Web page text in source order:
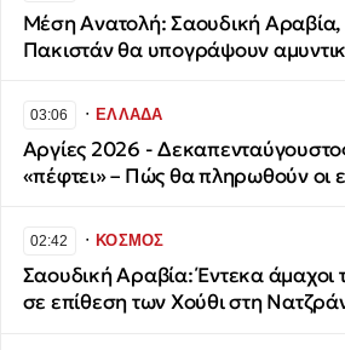
Μέση Ανατολή: Σαουδική Αραβία,
Πακιστάν θα υπογράψουν
03:06 ∙ΕΛΛΑΔΑ
Αργίες 2026 -
«πέφτει» – Πώς θα πληρωθούν οι
02:42 ∙ΚΟΣΜΟΣ
Σαουδική Αραβία: Έντεκα άμαχοι
σε επίθεση των Χούθι στη